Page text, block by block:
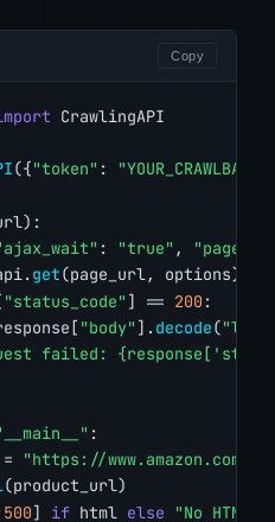
Copy
CrawlingAPI
({"token" :
: "true" ,
get(page_url, options)
"status_code" ] == 200 :
"body" ]. decode(
failed:
:
"https://www.amazon.com/dp/
(product_url)
500] if html else "No HTML